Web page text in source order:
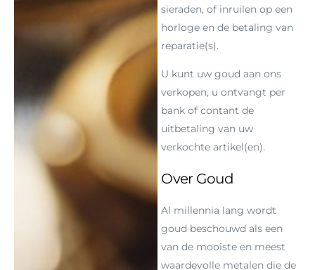
sieraden, of inruilen op een
horloge en de betaling van
reparatie(s).
U kunt uw goud aan ons
verkopen, u ontvangt per
bank of contant de
uitbetaling van uw
verkochte artikel(en).
Over Goud
Al millennia lang wordt
goud beschouwd als een
van de mooiste en meest
waardevolle metalen die de